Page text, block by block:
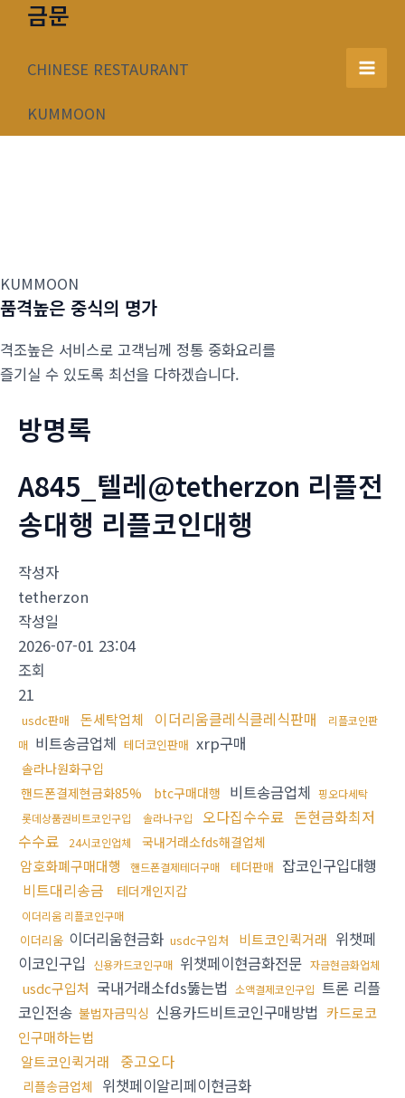
너
금문
CHINESE RESTAURANT
KUMMOON
Main
KUMMOON
품격높은 중식의 명가
격조높은 서비스로 고객님께 정통 중화요리를
즐기실 수 있도록 최선을 다하겠습니다.
방명록
A845_텔레@tetherzon 리플전
송대행 리플코인대행
작성자
tetherzon
작성일
2026-07-01 23:04
조회
21
usdc판매 돈세탁업체 이더리움클레식클레식판매
리플코인판
매 비트송금업체 테더코인판매 xrp구매
솔라나원화구입
핸드폰결제현금화85%
btc구매대행 비트송금업체 핑오다세탁
롯데상품권비트코인구입
솔라나구입 오다집수수료 돈현금화최저
수수료
24시코인업체 국내거래소fds해결업체
암호화폐구매대행 핸드폰결제테더구매 테더판매 잡코인구입대행
비트대리송금
테더개인지갑
이더리움 리플코인구매
이더리움 이더리움현금화 usdc구입처 비트코인퀵거래 위챗페
이코인구입
신용카드코인구매 위챗페이현금화전문 자금현금화업체
usdc구입처 국내거래소fds뚫는법 소액결제코인구입 트론 리플
코인전송 불법자금믹싱 신용카드비트코인구매방법 카드로코
인구매하는법
알트코인퀵거래
중고오다
리플송금업체 위챗페이알리페이현금화